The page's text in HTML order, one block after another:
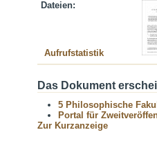
Dateien:
Aufrufstatistik
Das Dokument
5 Philosophische
Portal für
Zur Kurzanzeige